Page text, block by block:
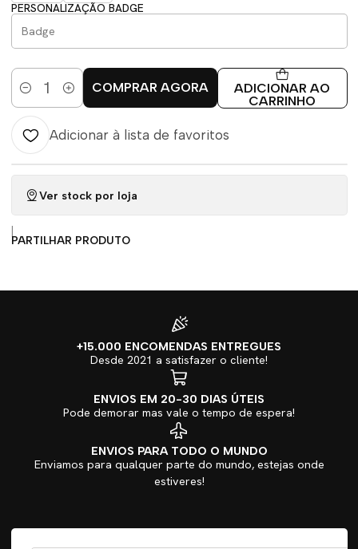
PERSONALIZAÇÃO BADGE
Quantidade
ADICIONAR AO
CARRINHO
COMPRAR AGORA
Adicionar à lista de favoritos
Ver stock por loja
|
PARTILHAR PRODUTO
+15.000 ENCOMENDAS ENTREGUES
Desde 2021 a satisfazer o cliente!
ENVIOS EM 20-30 DIAS ÚTEIS
Pode demorar mas vale o tempo de espera!
ENVIOS PARA TODO O MUNDO
Enviamos para qualquer parte do mundo, estejas onde
estiveres!